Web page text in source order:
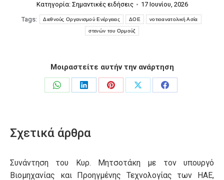
Κατηγορία: Σημαντικές ειδήσεις
17 Ιουνίου, 2026
Tags:
Διεθνούς Οργανισμού Ενέργειας ΔΟΕ νοτιοανατολική Ασία
στενών του Ορμούζ
Μοιραστείτε αυτήν την ανάρτηση
Share
Share
Share
Share
Share
Σχετικά άρθρα
Συνάντηση του Κυρ. Μητσοτάκη με τον υπουργό
Βιομηχανίας και Προηγμένης Τεχνολογίας των ΗΑΕ,